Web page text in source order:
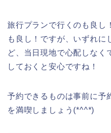
旅行プランで行くのも良し
も良し！ですが、いずれに
ど、当日現地で心配しなく
しておくと安心ですね！
予約できるものは事前に予
を満喫しましょう(*^^*)